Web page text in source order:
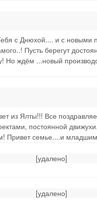
с Днюхой.... и с новыми
Пусть берегут
ждём ...новый
из Ялты!!! Все
постоянной
Привет семье....и
[удалено]
[удалено]